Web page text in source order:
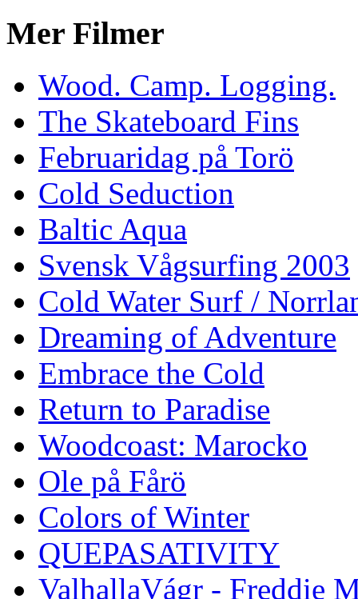
Mer Filmer
Wood. Camp. Logging.
The Skateboard Fins
Februaridag på Torö
Cold Seduction
Baltic Aqua
Svensk Vågsurfing 2003
Cold Water Surf /
Dreaming of Adventure
Embrace the Cold
Return to Paradise
Woodcoast: Marocko
Ole på Fårö
Colors of Winter
QUEPASATIVITY
ValhallaVágr - Freddie